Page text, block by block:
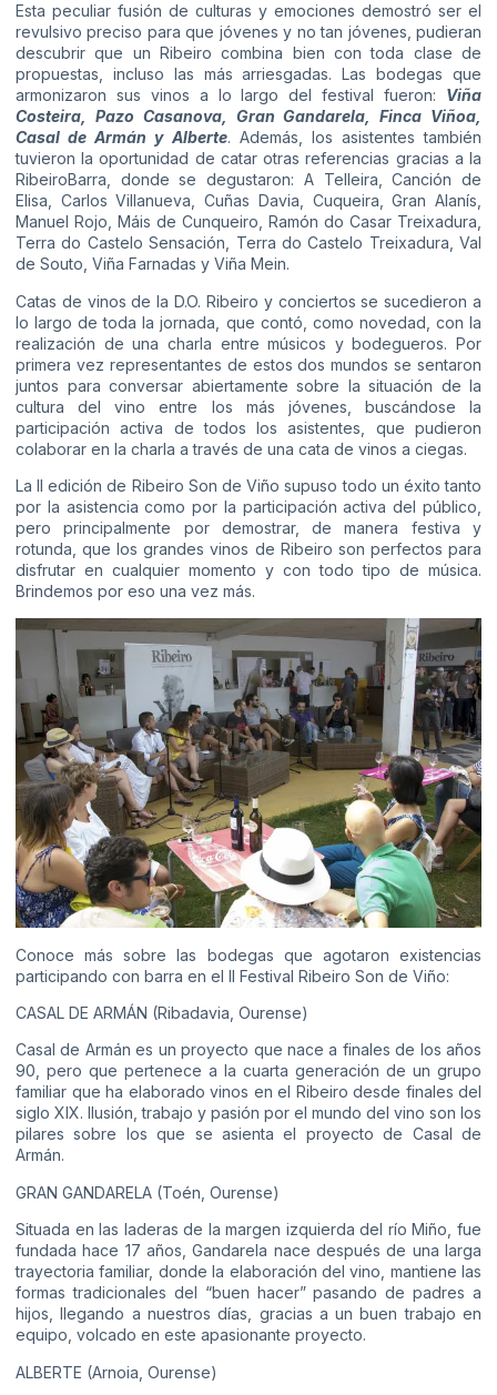
Esta peculiar fusión de culturas y emociones demostró ser el
revulsivo preciso para que jóvenes y no tan jóvenes, pudieran
descubrir que un Ribeiro combina bien con toda clase de
propuestas, incluso las más arriesgadas. Las bodegas que
armonizaron sus vinos a lo largo del festival fueron: Viña
Costeira, Pazo Casanova, Gran Gandarela, Finca Viñoa,
Casal de Armán y Alberte. Además, los asistentes también
tuvieron la oportunidad de catar otras referencias gracias a la
RibeiroBarra, donde se degustaron: A Telleira, Canción de
Elisa, Carlos Villanueva, Cuñas Davia, Cuqueira, Gran Alanís,
Manuel Rojo, Máis de Cunqueiro, Ramón do Casar Treixadura,
Terra do Castelo Sensación, Terra do Castelo Treixadura, Val
de Souto, Viña Farnadas y Viña Mein.
Catas de vinos de la D.O. Ribeiro y conciertos se sucedieron a
lo largo de toda la jornada, que contó, como novedad, con la
realización de una charla entre músicos y bodegueros. Por
primera vez representantes de estos dos mundos se sentaron
juntos para conversar abiertamente sobre la situación de la
cultura del vino entre los más jóvenes, buscándose la
participación activa de todos los asistentes, que pudieron
colaborar en la charla a través de una cata de vinos a ciegas.
La II edición de Ribeiro Son de Viño supuso todo un éxito tanto
por la asistencia como por la participación activa del público,
pero principalmente por demostrar, de manera festiva y
rotunda, que los grandes vinos de Ribeiro son perfectos para
disfrutar en cualquier momento y con todo tipo de música.
Brindemos por eso una vez más.
Conoce más sobre las bodegas que agotaron existencias
participando con barra en el II Festival Ribeiro Son de Viño:
CASAL DE ARMÁN (Ribadavia, Ourense)
Casal de Armán es un proyecto que nace a finales de los años
90, pero que pertenece a la cuarta generación de un grupo
familiar que ha elaborado vinos en el Ribeiro desde finales del
siglo XIX. Ilusión, trabajo y pasión por el mundo del vino son los
pilares sobre los que se asienta el proyecto de Casal de
Armán.
GRAN GANDARELA (Toén, Ourense)
Situada en las laderas de la margen izquierda del río Miño, fue
fundada hace 17 años, Gandarela nace después de una larga
trayectoria familiar, donde la elaboración del vino, mantiene las
formas tradicionales del “buen hacer” pasando de padres a
hijos, llegando a nuestros días, gracias a un buen trabajo en
equipo, volcado en este apasionante proyecto.
ALBERTE (Arnoia, Ourense)